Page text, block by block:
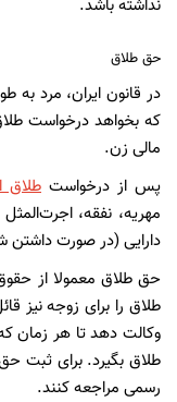
نداشته باشد.
حق طلاق
در قانون ایران، مرد
که بخواهد درخواست
مالی زن.
پس از درخواست طلاق
مهریه، نفقه،
دارایی (در صورت داشتن
حق طلاق معمولا از
طلاق را برای زوجه نیز
وکالت دهد تا هر زمان
طلاق بگیرد. برای ثبت
رسمی مراجعه کنند.